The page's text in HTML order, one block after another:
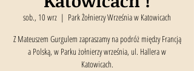
sob., 10 wrz
  |
Park Żołnierzy Września w Katowicach
Z Mateuszem Gurgulem zapraszamy na podróż między Francją
a Polską, w Parku żołnierzy września, ul. Hallera w
Katowicach.